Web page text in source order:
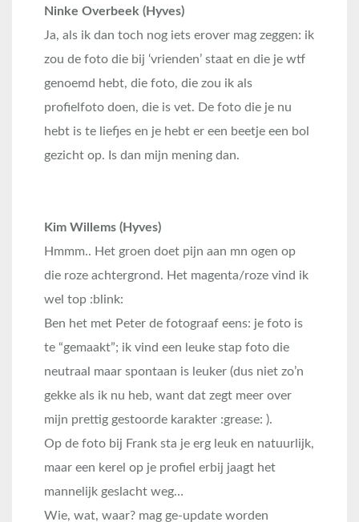
Ninke Overbeek (Hyves)
Ja, als ik dan toch nog iets erover mag zeggen: ik
zou de foto die bij ‘vrienden’ staat en die je wtf
genoemd hebt, die foto, die zou ik als
profielfoto doen, die is vet. De foto die je nu
hebt is te liefjes en je hebt er een beetje een bol
gezicht op. Is dan mijn mening dan.
Kim Willems (Hyves)
Hmmm.. Het groen doet pijn aan mn ogen op
die roze achtergrond. Het magenta/roze vind ik
wel top :blink:
Ben het met Peter de fotograaf eens: je foto is
te “gemaakt”; ik vind een leuke stap foto die
neutraal maar spontaan is leuker (dus niet zo’n
gekke als ik nu heb, want dat zegt meer over
mijn prettig gestoorde karakter :grease: ).
Op de foto bij Frank sta je erg leuk en natuurlijk,
maar een kerel op je profiel erbij jaagt het
mannelijk geslacht weg…
Wie, wat, waar? mag ge-update worden